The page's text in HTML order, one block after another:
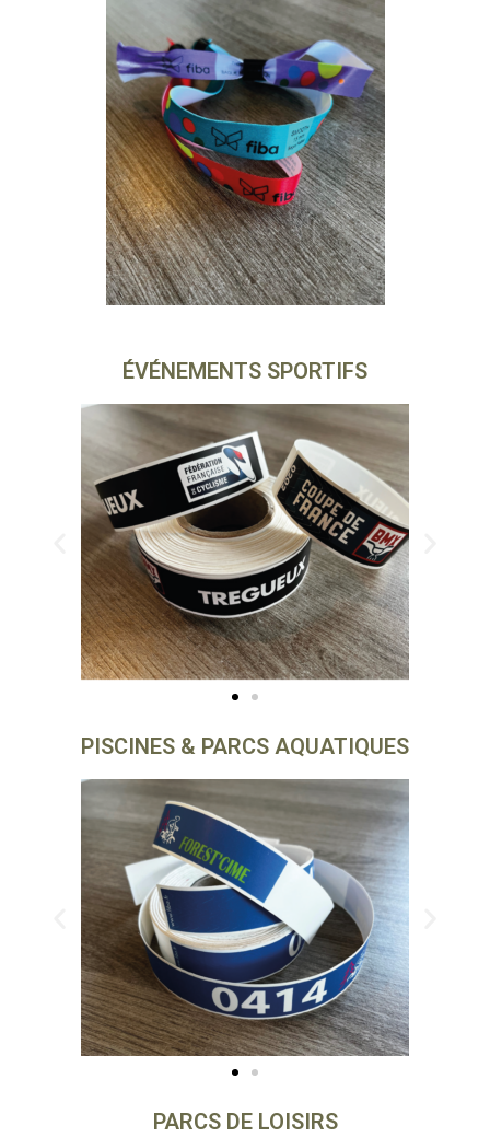
ÉVÉNEMENTS SPORTIFS
PISCINES & PARCS AQUATIQUES
PARCS DE LOISIRS